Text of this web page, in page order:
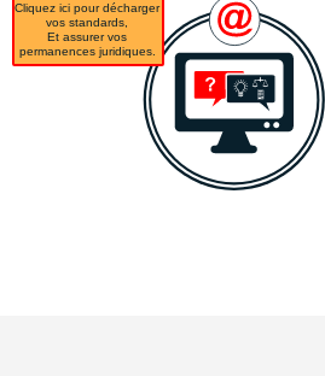
Cliquez ici pour décharger
vos standards,
Et assurer vos
permanences juridiques.